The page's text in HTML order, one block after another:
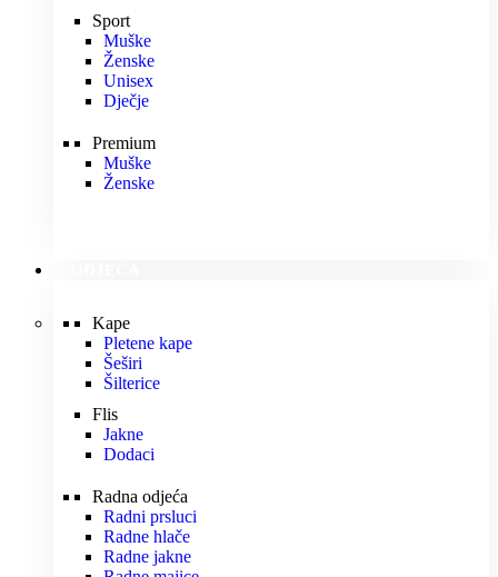
Sport
Muške
Ženske
Unisex
Dječje
Premium
Muške
Ženske
Kape
Pletene kape
Šeširi
Šilterice
Flis
Jakne
Dodaci
Radna odjeća
Radni prsluci
Radne hlače
Radne jakne